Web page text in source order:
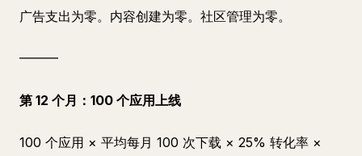
广告支出为零。内容创建为零。社区管理为零。
━━━
第 12 个月：100 个应用上线
100 个应用 × 平均每月 100 次下载 × 25% 转化率 ×